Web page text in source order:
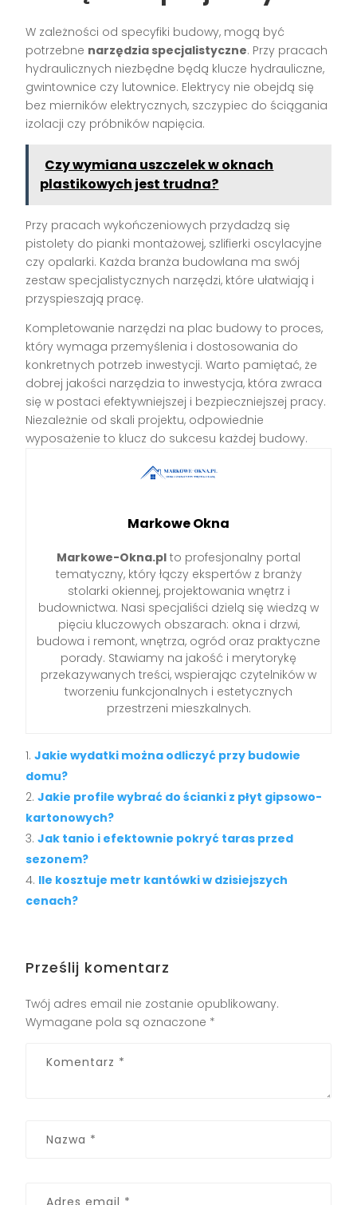
W zależności od specyfiki budowy, mogą być
potrzebne narzędzia specjalistyczne. Przy pracach
hydraulicznych niezbędne będą klucze hydrauliczne,
gwintownice czy lutownice. Elektrycy nie obejdą się
bez mierników elektrycznych, szczypiec do ściągania
izolacji czy próbników napięcia.
Czy wymiana uszczelek w oknach
plastikowych jest trudna?
Przy pracach wykończeniowych przydadzą się
pistolety do pianki montażowej, szlifierki oscylacyjne
czy opalarki. Każda branża budowlana ma swój
zestaw specjalistycznych narzędzi, które ułatwiają i
przyspieszają pracę.
Kompletowanie narzędzi na plac budowy to proces,
który wymaga przemyślenia i dostosowania do
konkretnych potrzeb inwestycji. Warto pamiętać, że
dobrej jakości narzędzia to inwestycja, która zwraca
się w postaci efektywniejszej i bezpieczniejszej pracy.
Niezależnie od skali projektu, odpowiednie
wyposażenie to klucz do sukcesu każdej budowy.
Markowe Okna
Markowe-Okna.pl to profesjonalny portal
tematyczny, który łączy ekspertów z branży
stolarki okiennej, projektowania wnętrz i
budownictwa. Nasi specjaliści dzielą się wiedzą w
pięciu kluczowych obszarach: okna i drzwi,
budowa i remont, wnętrza, ogród oraz praktyczne
porady. Stawiamy na jakość i merytorykę
przekazywanych treści, wspierając czytelników w
tworzeniu funkcjonalnych i estetycznych
przestrzeni mieszkalnych.
Jakie wydatki można odliczyć przy budowie
domu?
Jakie profile wybrać do ścianki z płyt gipsowo-
kartonowych?
Jak tanio i efektownie pokryć taras przed
sezonem?
Ile kosztuje metr kantówki w dzisiejszych
cenach?
Prześlij komentarz
Twój adres email nie zostanie opublikowany.
Wymagane pola są oznaczone *